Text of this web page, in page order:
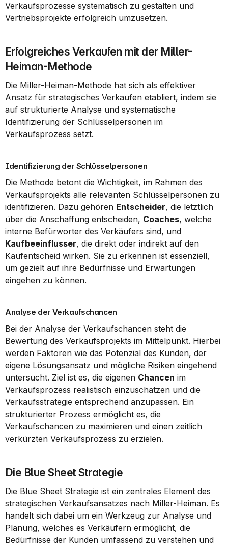
Verkaufsprozesse systematisch zu gestalten und
Vertriebsprojekte erfolgreich umzusetzen.
Erfolgreiches Verkaufen mit der Miller-
Heiman-Methode
Die Miller-Heiman-Methode hat sich als effektiver
Ansatz für strategisches Verkaufen etabliert, indem sie
auf strukturierte Analyse und systematische
Identifizierung der Schlüsselpersonen im
Verkaufsprozess setzt.
Identifizierung der Schlüsselpersonen
Die Methode betont die Wichtigkeit, im Rahmen des
Verkaufsprojekts alle relevanten Schlüsselpersonen zu
identifizieren. Dazu gehören Entscheider, die letztlich
über die Anschaffung entscheiden, Coaches, welche
Kaufbeeinflusser, die direkt oder indirekt auf den
Kaufentscheid wirken. Sie zu erkennen ist essenziell,
um gezielt auf ihre Bedürfnisse und Erwartungen
eingehen zu können.
Analyse der Verkaufschancen
Bei der Analyse der Verkaufschancen steht die
Bewertung des Verkaufsprojekts im Mittelpunkt. Hierbei
werden Faktoren wie das Potenzial des Kunden, der
eigene Lösungsansatz und mögliche Risiken eingehend
untersucht. Ziel ist es, die eigenen Chancen im
Verkaufsprozess realistisch einzuschätzen und die
Verkaufsstrategie entsprechend anzupassen. Ein
strukturierter Prozess ermöglicht es, die
Verkaufschancen zu maximieren und einen zeitlich
verkürzten Verkaufsprozess zu erzielen.
Die Blue Sheet Strategie
Die Blue Sheet Strategie ist ein zentrales Element des
strategischen Verkaufsansatzes nach Miller-Heiman. Es
handelt sich dabei um ein Werkzeug zur Analyse und
Planung, welches es Verkäufern ermöglicht, die
Bedürfnisse der Kunden umfassend zu verstehen und